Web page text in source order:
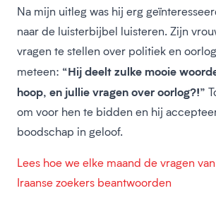
Na mijn uitleg was hij erg
naar de luisterbijbel luisteren. Zijn
vragen te stellen over politiek en
meteen: “Hij deelt zulke mooie
hoop, en jullie vragen over oorlog?!”
om voor hen te bidden en hij
boodschap in geloof.
Lees hoe we elke maand de vragen
Iraanse zoekers beantwoorden